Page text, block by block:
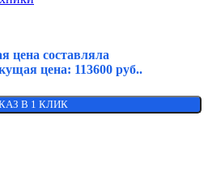
цена составляла
цена: 113600 руб..
В 1 КЛИК